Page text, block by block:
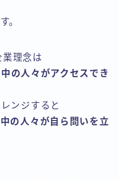
。
理念は
の人々がアクセスでき
ンジすると
の人々が自ら問いを立